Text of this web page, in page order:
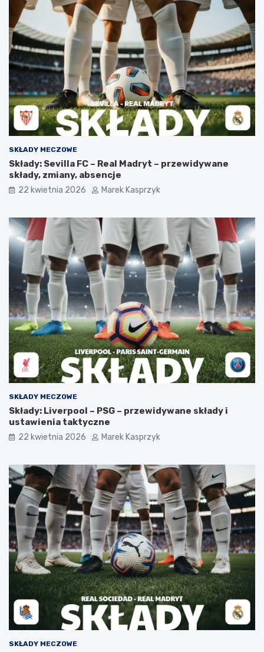
SKŁADY MECZOWE
Składy: Sevilla FC – Real Madryt – przewidywane
składy, zmiany, absencje
22 kwietnia 2026 Marek Kasprzyk
SKŁADY MECZOWE
Składy: Liverpool – PSG – przewidywane składy i
ustawienia taktyczne
22 kwietnia 2026 Marek Kasprzyk
SKŁADY MECZOWE